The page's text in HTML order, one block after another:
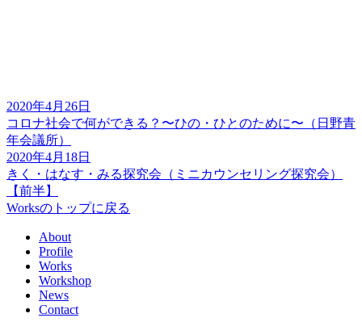
2020年4月26日
コロナ社会で何ができる？〜ひの・ひとのために〜（日野青
年会議所）
2020年4月18日
きく・はなす・みる探究会（ミニカウンセリング探究会）
【前半】
Worksのトップに戻る
About
Profile
Works
Workshop
News
Contact